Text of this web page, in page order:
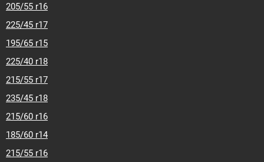
205/55 r16
225/45 r17
195/65 r15
225/40 r18
215/55 r17
235/45 r18
215/60 r16
185/60 r14
215/55 r16